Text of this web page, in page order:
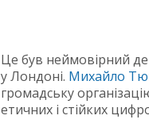
Це був неймовірний
у Лондоні. Михайло
громадську
етичних і стійких